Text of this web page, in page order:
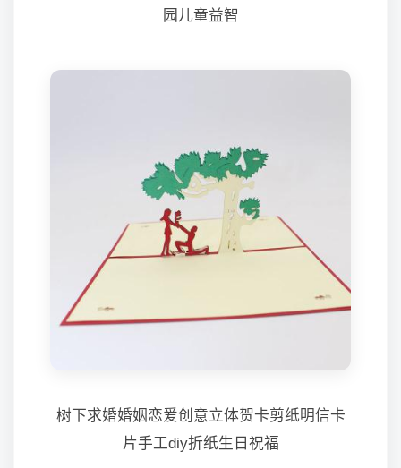
园儿童益智
树下求婚婚姻恋爱创意立体贺卡剪纸明信卡
片手工diy折纸生日祝福